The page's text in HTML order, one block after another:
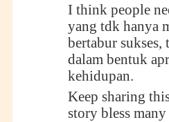
I think people
yang tdk hanya
bertabur
dalam bentuk
kehidupan.
Keep sharing
story bless